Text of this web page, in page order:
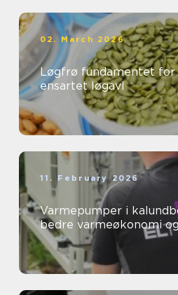
02. March 2026
Løgfrø fundamentet for en sund og
ensartet løgavl
11. February 2026
Varmepumper i
bedre varmeøkonomi